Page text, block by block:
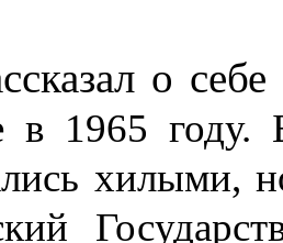
о себе
в 1965
хилыми,